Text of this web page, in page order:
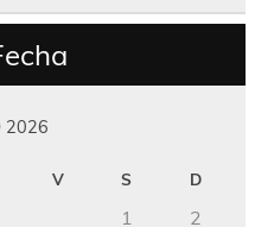
2026
V S D
1
2